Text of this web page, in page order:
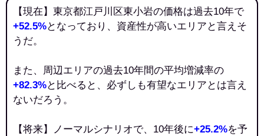
【現在】東京都江戸川区東小岩の価格は過去10年で
+52.5%となっており、資産性が高いエリアと言えそ
うだ。
また、周辺エリアの過去10年間の平均増減率の
+82.3%と比べると、必ずしも有望なエリアとは言え
ないだろう。
【将来】ノーマルシナリオで、10年後に+25.2%を予